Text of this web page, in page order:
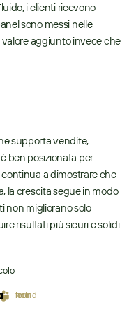
i clienti ricevono
sono messi nelle
aggiunto invece che
supporta vendite,
ben posizionata per
continua a dimostrare che
la crescita segue in modo
non migliorano solo
risultati più sicuri e solidi
Icon not found